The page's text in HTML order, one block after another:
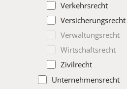
Verkehrsrecht
Versicherungsrecht
Verwaltungsrecht
Wirtschaftsrecht
Zivilrecht
Unternehmensrecht